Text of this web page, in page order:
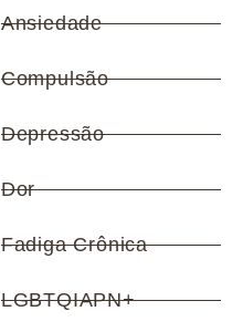
Ansiedade
Compulsão
Depressão
Dor
Fadiga Crônica
LGBTQIAPN+